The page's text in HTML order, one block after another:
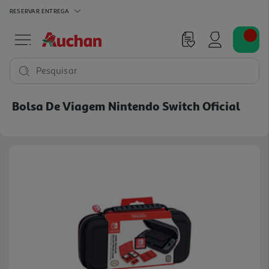
RESERVAR ENTREGA
Pesquisar
Bolsa De Viagem Nintendo Switch Oficial